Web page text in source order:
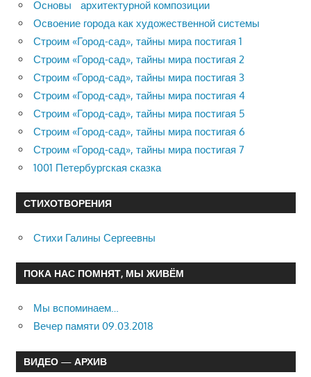
Основы архитектурной композиции
Освоение города как художественной системы
Строим «Город-сад», тайны мира постигая 1
Строим «Город-сад», тайны мира постигая 2
Строим «Город-сад», тайны мира постигая 3
Строим «Город-сад», тайны мира постигая 4
Строим «Город-сад», тайны мира постигая 5
Строим «Город-сад», тайны мира постигая 6
Строим «Город-сад», тайны мира постигая 7
1001 Петербургская сказка
СТИХОТВОРЕНИЯ
Стихи Галины Сергеевны
ПОКА НАС ПОМНЯТ, МЫ ЖИВЁМ
Мы вспоминаем…
Вечер памяти 09.03.2018
ВИДЕО — АРХИВ